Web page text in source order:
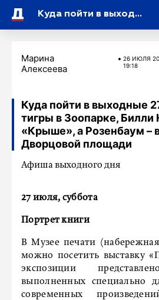
Куда пойти в выходные 27-28 июля: тигры в Зоопарке, Билли Новик – на «Крыше», а Розенбаум – в БКЗ и на Дворцовой площади
Марина
Алексеева
26 ИЮЛЯ
19:18
Куда пойти в выходные
тигры в Зоопарке, Билли
«Крыше», а Розенбаум –
Дворцовой площади
Афиша выходного дня
27 июля, суббота
Портрет книги
В Музее печати
можно посетить выставку
экспозиции
выполненных специально
современных